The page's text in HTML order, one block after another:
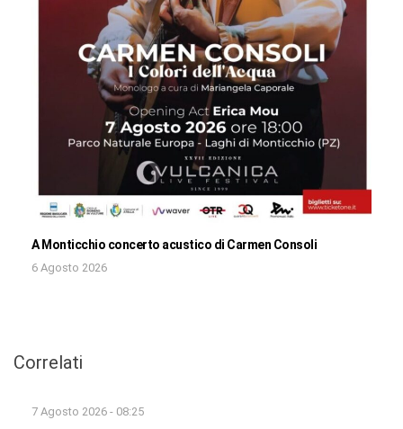
A Monticchio concerto acustico di Carmen Consoli
6 Agosto 2026
Correlati
7 Agosto 2026 - 08:25